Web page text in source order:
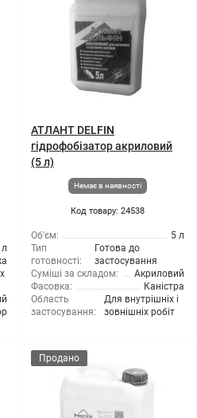
л
АТЛАНТ DELFIN
гідрофобізатор акриловий
(5 л)
Немає в наявності
Код товару: 24538
Об'єм:
5 л
Тип
готовності:
Готова до
застосування
Суміші за складом:
Акриловий
Фасовка:
Каністра
Область
застосування:
Для внутрішніх і
зовнішніх робіт
Продано